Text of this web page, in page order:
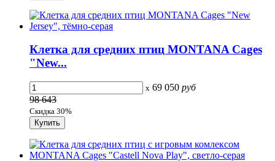
Клетка для средних птиц MONTANA Cages
"New...
x 69 050 руб
98 643
Скидка 30%